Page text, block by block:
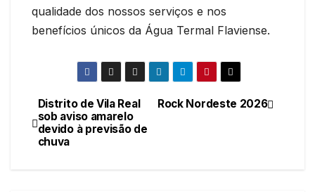
qualidade dos nossos serviços e nos
benefícios únicos da Água Termal Flaviense.
Navegação
de
Rock Nordeste 2026
Distrito de Vila Real
sob aviso amarelo
devido à previsão de
chuva